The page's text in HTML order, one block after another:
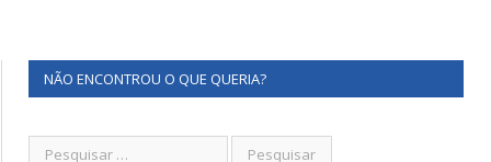
NÃO ENCONTROU O QUE QUERIA?